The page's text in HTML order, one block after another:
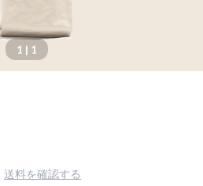
1 | 1
送料を確認する